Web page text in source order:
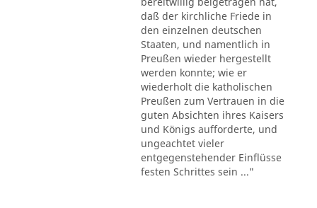
daß der kirchliche Friede in
den einzelnen deutschen
Staaten, und namentlich in
Preußen wieder hergestellt
werden konnte; wie er
wiederholt die katholischen
Preußen zum Vertrauen in die
guten Absichten ihres Kaisers
und Königs aufforderte, und
ungeachtet vieler
entgegenstehender Einflüsse
festen Schrittes sein ..."